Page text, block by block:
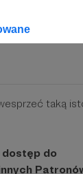
taką
dostęp do